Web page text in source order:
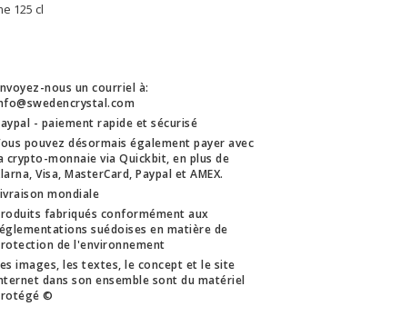
125 cl
nous un courriel à:
- paiement rapide et sécurisé
pouvez désormais également payer avec
crypto-monnaie via Quickbit, en plus de
Visa, MasterCard, Paypal et AMEX.
mondiale
fabriqués conformément aux
suédoises en matière de
de l'environnement
images, les textes, le concept et le site
dans son ensemble sont du matériel
©